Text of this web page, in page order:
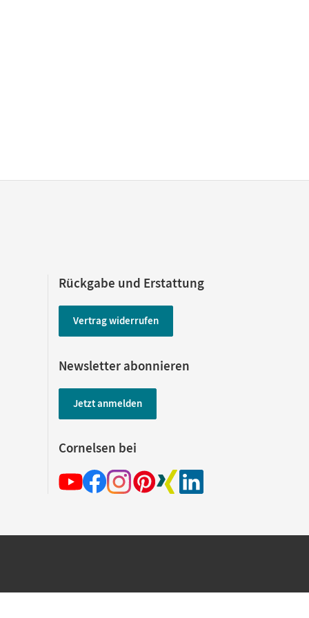
Rückgabe und Erstattung
Vertrag widerrufen
Newsletter abonnieren
Jetzt anmelden
Cornelsen bei